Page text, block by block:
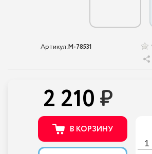
Артикул:M-78531
2 210
В КОРЗИНУ